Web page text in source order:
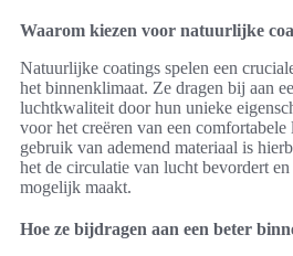
Waarom kiezen voor natuurlijke
Natuurlijke coatings spelen een
het binnenklimaat. Ze dragen bij aan
luchtkwaliteit door hun unieke
voor het creëren van een
gebruik van ademend materiaal is
het de circulatie van lucht bevordert
mogelijk maakt.
Hoe ze bijdragen aan een beter